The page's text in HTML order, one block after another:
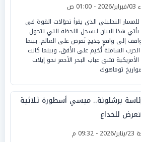
ص
للمسار التحليلي الذي يقرأ تحوّلات القوة في
يأتي هذا البيان ليسجل اللحظة التي تتحول
إلى واقعٍ جديدٍ تُفرض على العالم. بينما
الشاملة تُخيم على الأفق، وبينما كانت
تشق عباب البحر الأحمر نحو إيلات
توماهوك
برشلونة.. ميسي أسطورة ثلاثية
تعرض للخداع
م